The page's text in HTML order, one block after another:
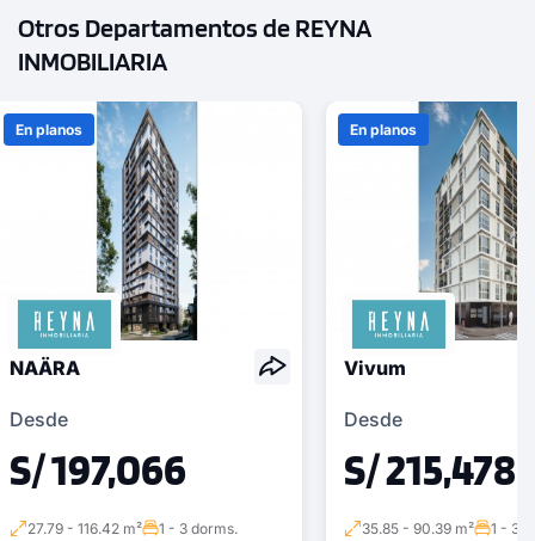
COTIZAR AHORA
1 unidad disponible
S/ 627,508
Otros Departamentos de REYNA
INMOBILIARIA
En planos
NAÄRA
Desde
S/ 197,066
27.79 - 116.42 m² 1 - 3 dorms.
En planos
Vivum
Desde
S/ 215,478
35.85 - 90.39 m² 1 - 3